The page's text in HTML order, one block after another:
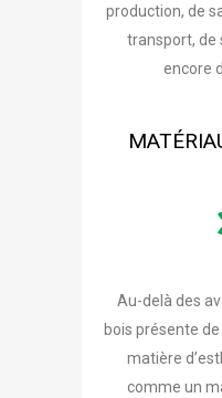
production, de
transport, de
encore
Au-delà des
bois présente
matière
comme un